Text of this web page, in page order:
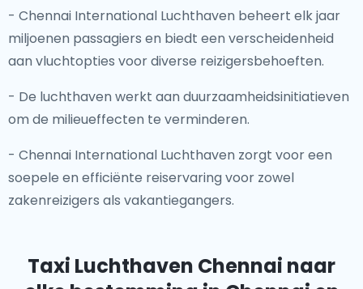
- Chennai International Luchthaven beheert elk jaar
miljoenen passagiers en biedt een verscheidenheid
aan vluchtopties voor diverse reizigersbehoeften.
- De luchthaven werkt aan duurzaamheidsinitiatieven
om de milieueffecten te verminderen.
- Chennai International Luchthaven zorgt voor een
soepele en efficiënte reiservaring voor zowel
zakenreizigers als vakantiegangers.
Taxi Luchthaven Chennai naar